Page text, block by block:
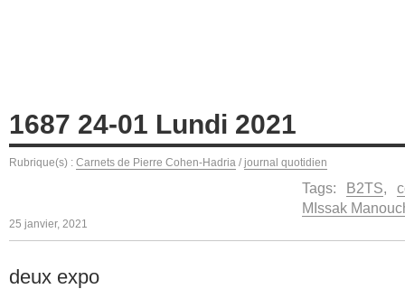
1687 24-01 Lundi 2021
Rubrique(s) : Carnets de Pierre Cohen-Hadria / journal quotidien
Tags: B2TS,
MIssak
25 janvier, 2021
deux expo